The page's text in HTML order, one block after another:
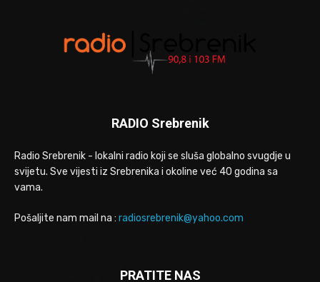
RADIO Srebrenik
Radio Srebrenik - lokalni radio koji se sluša globalno svugdje u
svijetu. Sve vijesti iz Srebrenika i okoline već 40 godina sa
vama.
Pošaljite nam mail na : radiosrebrenik@yahoo.com
PRATITE NAS